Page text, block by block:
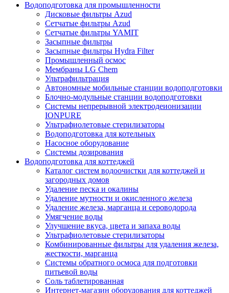
Водоподготовка для промышленности
Дисковые фильтры Azud
Сетчатые фильтры Azud
Сетчатые фильтры YAMIT
Засыпные фильтры
Засыпные фильтры Hydra Filter
Промышленный осмос
Мембраны LG Chem
Ультрафильтрация
Автономные мобильные станции водоподготовки
Блочно-модульные станции водоподготовки
Системы непрерывной электродеионизации
IONPURE
Ультрафиолетовые стерилизаторы
Водоподготовка для котельных
Насосное оборудование
Системы дозирования
Водоподготовка для коттеджей
Каталог систем водоочистки для коттеджей и
загородных домов
Удаление песка и окалины
Удаление мутности и окисленного железа
Удаление железа, марганца и сероводорода
Умягчение воды
Улучшение вкуса, цвета и запаха воды
Ультрафиолетовые стерилизаторы
Комбинированные фильтры для удаления железа,
жесткости, марганца
Системы обратного осмоса для подготовки
питьевой воды
Соль таблетированная
Интернет-магазин оборудования для коттеджей